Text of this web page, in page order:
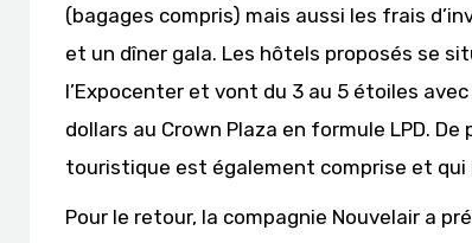
(bagages compris) mais aussi les frais
et un dîner gala. Les hôtels proposés se
l’Expocenter et vont du 3 au 5 étoiles
dollars au Crown Plaza en formule LPD.
touristique est également comprise et qui
Pour le retour, la compagnie Nouvelair a